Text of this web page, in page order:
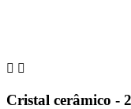
 
Cristal cerâmico -